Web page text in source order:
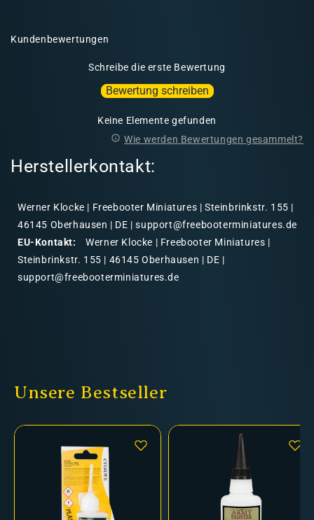
Kundenbewertungen
Schreibe die erste Bewertung
Bewertung schreiben
Keine Elemente gefunden
Wie werden Bewertungen gesammelt?
Herstellerkontakt:
Werner Klocke | Freebooter Miniatures | Steinbrinkstr. 155 |
46145 Oberhausen | DE | support@freebooterminiatures.de
EU-Kontakt:
Werner Klocke | Freebooter Miniatures |
Steinbrinkstr. 155 | 46145 Oberhausen | DE |
support@freebooterminiatures.de
Unsere Bestseller